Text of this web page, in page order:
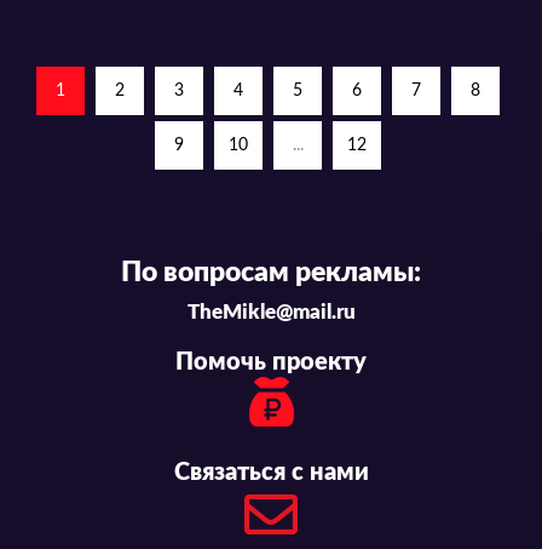
1 2 3 4 5 6 7 8
9 10 ... 12
По вопросам рекламы:
TheMikle@mail.ru
Помочь проекту
Связаться с нами